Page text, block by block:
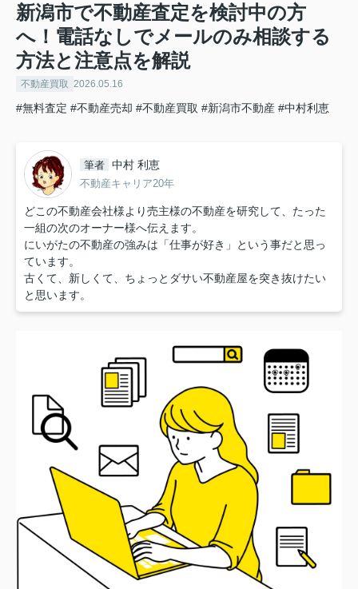
新潟市で不動産査定を検討中の方
へ！電話なしでメールのみ相談する
方法と注意点を解説
不動産買取 2026.05.16
#無料査定 #不動産売却 #不動産買取 #新潟市不動産 #中村利恵
筆者 中村 利恵
不動産キャリア20年
どこの不動産会社様より売主様の不動産を研究して、たった
一組の次のオーナー様へ伝えます。
にいがたの不動産の強みは「仕事が好き」という事だと思っ
ています。
古くて、新しくて、ちょっとダサい不動産屋を突き抜けたい
と思います。